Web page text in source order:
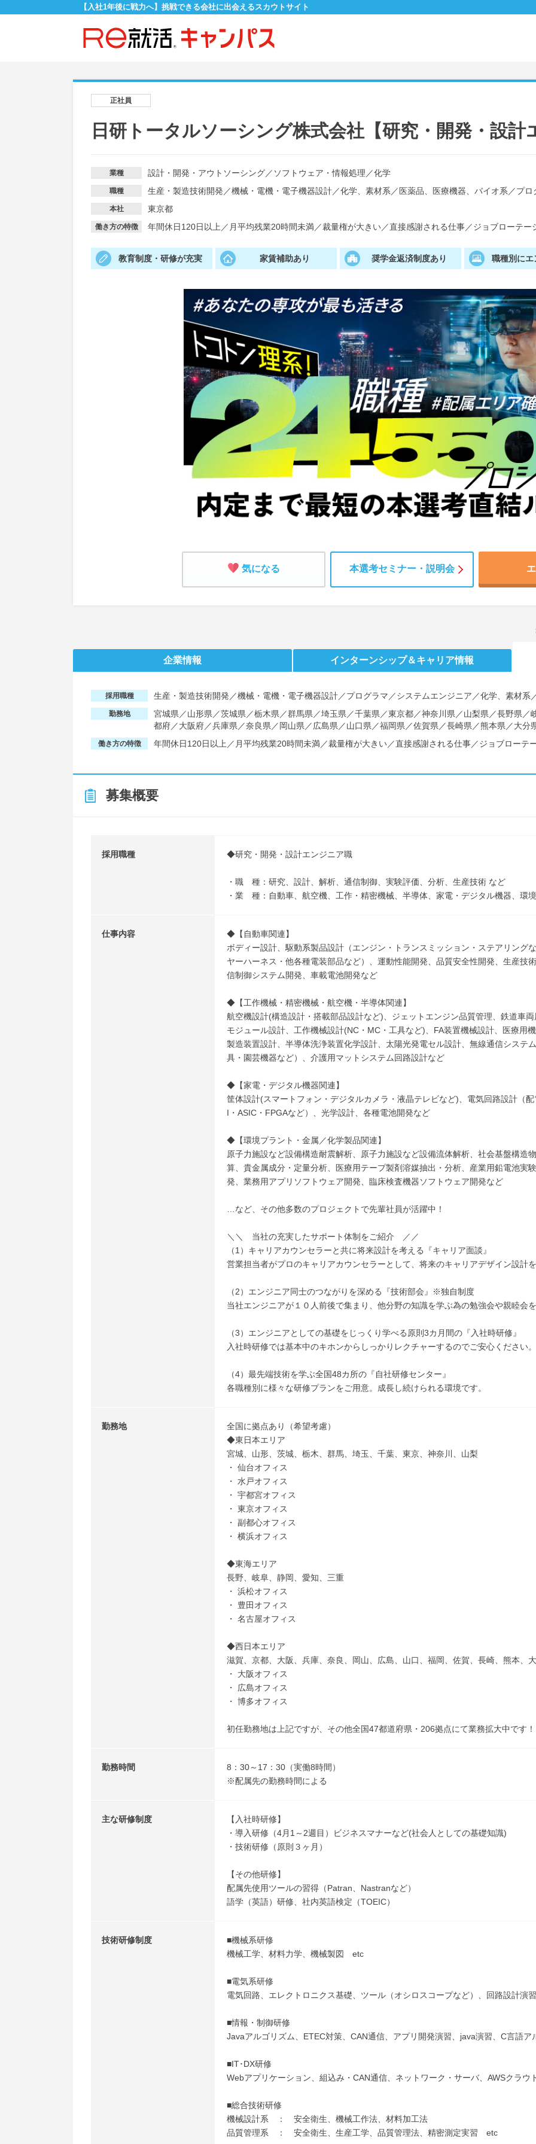
【入社1年後に戦力へ】挑戦できる会社に出会えるスカウトサイト
正社員
日研トータルソーシング株式会社【研究・開発・設計
業種 設計・開発・アウトソーシング／ ソフトウェア・情報処理 ／化学
職種 生産・製造技術開発 ／機械・電機・電子機器設計／化学、素材系 ／ 医薬品、医療機器、バイオ系 ／プロ
本社 東京都
働き方の特徴 年間休日120日以上 ／ 月平均残業20時間未満／裁量権が大きい／直接感謝される仕事／ジョブローテー
教育制度・研修が充実 家賃補助あり 奨学金返済制度あり 職種別に
気になる 本選考セミナー・説明会
企業情報 インターンシップ＆キャリア情報
採用職種 生産・製造技術開発／機械・電機・電子機器設計／プログラマ／システムエンジニア／化学、素材系
勤務地
宮城県／山形県／茨城県／栃木県／群馬県／埼玉県／千葉県／東京都／神奈川県／山梨県／長野県
都府／大阪府／兵庫県／奈良県／岡山県／広島県／山口県／福岡県／佐賀県／長崎県／熊本県／大分
働き方の特徴 年間休日120日以上／月平均残業20時間未満／裁量権が大きい／直接感謝される仕事／ジョブローテ
募集概要
採用職種 ◆研究・開発・設計エンジニア職
・職 種：研究、設計、解析、通信制御、実験評価、分析、生産技術 など
・業 種：自動車、航空機、工作・精密機械、半導体、家電・デジタル機器、環
仕事内容
◆【自動車関連】
ボディー設計、駆動系製品設計（エンジン・トランスミッション・ステアリング
ヤーハーネス・他各種電装部品など）、運動性能開発、品質安全性開発、生産技
信制御システム開発、車載電池開発など
◆【工作機械・精密機械・航空機・半導体関連】
航空機設計(構造設計・搭載部品設計など)、ジェットエンジン品質管理、鉄道車
モジュール設計、工作機械設計(NC・MC・工具など)、FA装置機械設計、医療用
製造装置設計、半導体洗浄装置化学設計、太陽光発電セル設計、無線通信システ
具・園芸機器など）、介護用マットシステム回路設計など
◆【家電・デジタル機器関連】
筐体設計(スマートフォン・デジタルカメラ・液晶テレビなど)、電気回路設計（
I・ASIC・FPGAなど）、光学設計、各種電池開発など
◆【環境プラント・金属／化学製品関連】
原子力施設など設備構造耐震解析、原子力施設など設備流体解析、社会基盤構造
算、貴金属成分・定量分析、医療用テープ製剤溶媒抽出・分析、産業用鉛電池実
発、業務用アプリソフトウェア開発、臨床検査機器ソフトウェア開発など
…など、その他多数のプロジェクトで先輩社員が活躍中！
＼＼ 当社の充実したサポート体制をご紹介 ／／
（1）キャリアカウンセラーと共に将来設計を考える『キャリア面談』
営業担当者がプロのキャリアカウンセラーとして、将来のキャリアデザイン設計
（2）エンジニア同士のつながりを深める『技術部会』※独自制度
当社エンジニアが１０人前後で集まり、他分野の知識を学ぶ為の勉強会や親睦会
（3）エンジニアとしての基礎をじっくり学べる原則3カ月間の『入社時研修』
入社時研修では基本中のキホンからしっかりレクチャーするのでご安心ください。
（4）最先端技術を学ぶ全国48カ所の『自社研修センター』
各職種別に様々な研修プランをご用意。成長し続けられる環境です。
勤務地
全国に拠点あり（希望考慮）
◆東日本エリア
宮城、山形、茨城、栃木、群馬、埼玉、千葉、東京、神奈川、山梨
・ 仙台オフィス
・ 水戸オフィス
・ 宇都宮オフィス
・ 東京オフィス
・ 副都心オフィス
・ 横浜オフィス
◆東海エリア
長野、岐阜、静岡、愛知、三重
・ 浜松オフィス
・ 豊田オフィス
・ 名古屋オフィス
◆西日本エリア
滋賀、京都、大阪、兵庫、奈良、岡山、広島、山口、福岡、佐賀、長崎、熊本、
・ 大阪オフィス
・ 広島オフィス
・ 博多オフィス
初任勤務地は上記ですが、その他全国47都道府県・206拠点にて業務拡大中です
勤務時間
8：30～17：30（実働8時間）
※配属先の勤務時間による
主な研修制度
【入社時研修】
・導入研修（4月1～2週目）ビジネスマナーなど(社会人としての基礎知識)
・技術研修（原則３ヶ月）
【その他研修】
配属先使用ツールの習得（Patran、Nastranなど）
語学（英語）研修、社内英語検定（TOEIC）
技術研修制度
■機械系研修
機械工学、材料力学、機械製図 etc
■電気系研修
電気回路、エレクトロニクス基礎、ツール（オシロスコープなど）、回路設計演
■情報・制御研修
Javaアルゴリズム、ETEC対策、CAN通信、アプリ開発演習、java演習、C言語
■IT･DX研修
Webアプリケーション、組込み・CAN通信、ネットワーク・サーバ、AWSクラ
■総合技術研修
機械設計系 ： 安全衛生、機械工作法、材料加工法
品質管理系 ： 安全衛生、生産工学、品質管理法、精密測定実習 etc